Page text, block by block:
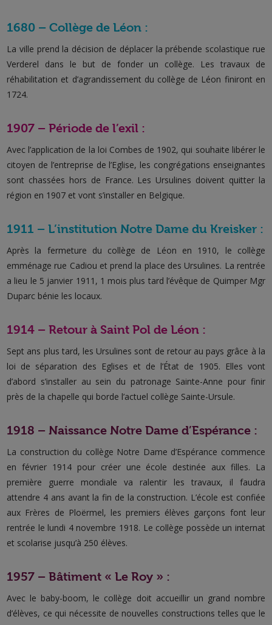
1680 – Collège de Léon :
La ville prend la décision de déplacer la prébende scolastique rue
Verderel dans le but de fonder un collège. Les travaux de
réhabilitation et d’agrandissement du collège de Léon finiront en
1724.
1907 – Période de l’exil :
Avec l’application de la loi Combes de 1902, qui souhaite libérer le
citoyen de l’entreprise de l’Eglise, les congrégations enseignantes
sont chassées hors de France. Les Ursulines doivent quitter la
région en 1907 et vont s’installer en Belgique.
1911 – L’institution Notre Dame du Kreisker :
Après la fermeture du collège de Léon en 1910, le collège
emménage rue Cadiou et prend la place des Ursulines. La rentrée
a lieu le 5 janvier 1911, 1 mois plus tard l’évêque de Quimper Mgr
Duparc bénie les locaux.
1914 – Retour à Saint Pol de Léon :
Sept ans plus tard, les Ursulines sont de retour au pays grâce à la
loi de séparation des Eglises et de l’État de 1905. Elles vont
d’abord s’installer au sein du patronage Sainte-Anne pour finir
près de la chapelle qui borde l’actuel collège Sainte-Ursule.
1918 – Naissance Notre Dame d’Espérance :
La construction du collège Notre Dame d’Espérance commence
en février 1914 pour créer une école destinée aux filles. La
première guerre mondiale va ralentir les travaux, il faudra
attendre 4 ans avant la fin de la construction. L’école est confiée
aux Frères de Ploërmel, les premiers élèves garçons font leur
rentrée le lundi 4 novembre 1918. Le collège possède un internat
et scolarise jusqu’à 250 élèves.
1957 – Bâtiment « Le Roy » :
Avec le baby-boom, le collège doit accueillir un grand nombre
d’élèves, ce qui nécessite de nouvelles constructions telles que le